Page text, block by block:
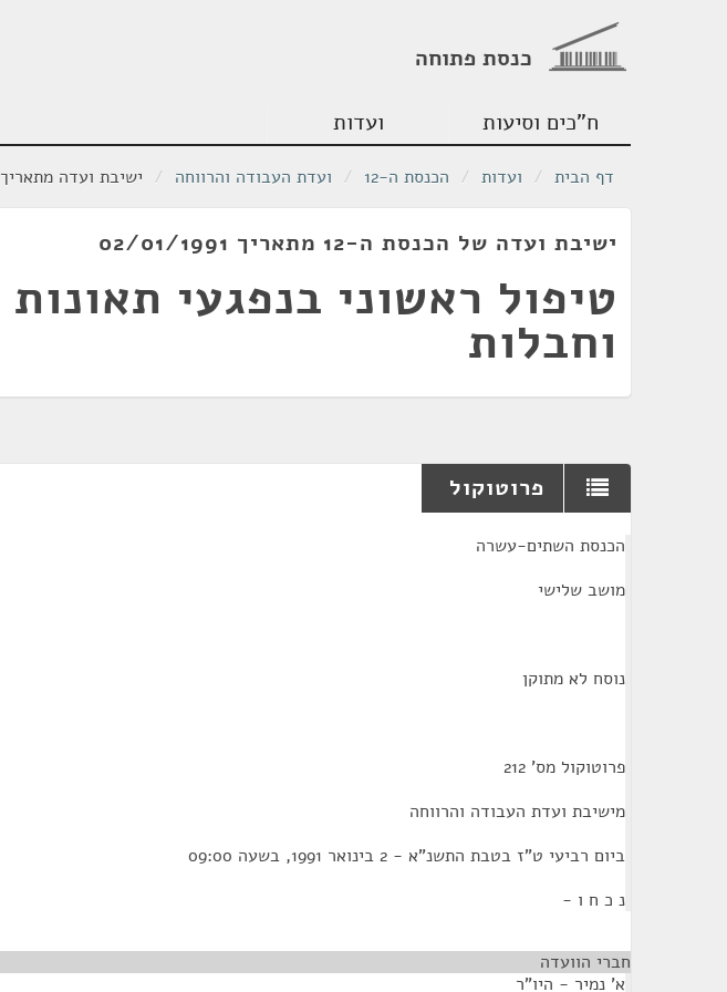
כנסת פתוחה
ח"כים וסיעות ועדות
דף הבית / ועדות / הכנסת ה-12 / ועדת העבודה והרווחה / ישיבת ועדה מתאריך 02/01/1991
ישיבת ועדה של הכנסת ה-12 מתאריך 02/01/1991
טיפול ראשוני בנפגעי תאונות
וחבלות
פרוטוקול
הכנסת השתים-עשרה
מושב שלישי
נוסח לא מתוקן
פרוטוקול מס' 212
מישיבת ועדת העבודה והרווחה
ביום רביעי ט"ז בטבת התשנ"א - 2 בינואר 1991, בשעה 09:00
נ כ ח ו -
חברי הוועדה
א' נמיר - היו"ר